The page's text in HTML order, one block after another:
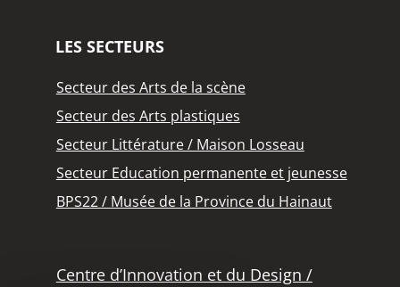
LES SECTEURS
Secteur des Arts de la scène
Secteur des Arts plastiques
Secteur Littérature / Maison Losseau
Secteur Education permanente et jeunesse
BPS22 / Musée de la Province du Hainaut
Centre d’Innovation et du Design /